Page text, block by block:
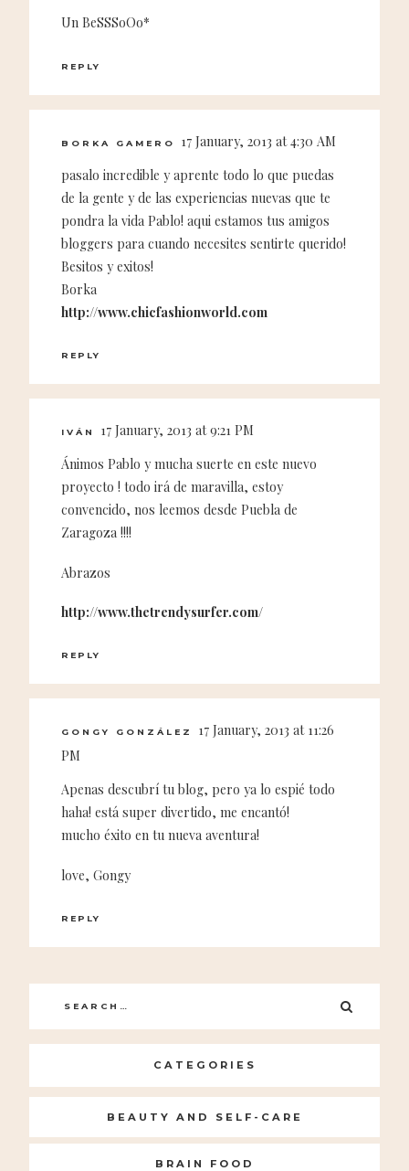
Un BeSSSoOo*
REPLY
BORKA GAMERO
17 January, 2013 at 4:30 AM
pasalo incredible y aprente todo lo que puedas
de la gente y de las experiencias nuevas que te
pondra la vida Pablo! aqui estamos tus amigos
bloggers para cuando necesites sentirte querido!
Besitos y exitos!
Borka
http://www.chicfashionworld.com
REPLY
IVÁN
17 January, 2013 at 9:21 PM
Ánimos Pablo y mucha suerte en este nuevo
proyecto ! todo irá de maravilla, estoy
convencido, nos leemos desde Puebla de
Zaragoza !!!!
Abrazos
http://www.thetrendysurfer.com/
REPLY
GONGY GONZÁLEZ
17 January, 2013 at 11:26
PM
Apenas descubrí tu blog, pero ya lo espié todo
haha! está super divertido, me encantó!
mucho éxito en tu nueva aventura!
love, Gongy
REPLY
Search
for:
CATEGORIES
BEAUTY AND SELF-CARE
BRAIN FOOD